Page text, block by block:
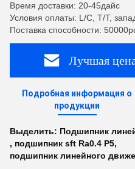
Время доставки: 20-45дайс
Условия оплаты: L/C, T/T,
Поставка способности:
Лучшая
Подробная информация о
продукции
Выделить: Подшипник
, подшипник sft Ra0.4 P5,
подшипник линейного